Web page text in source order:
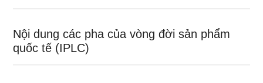
Nội dung các pha của vòng đời sản phẩm
quốc tế (IPLC)